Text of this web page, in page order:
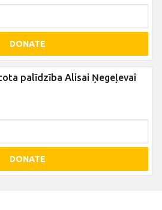
DONATE
palīdzība Alisai Ņegeļevai
DONATE